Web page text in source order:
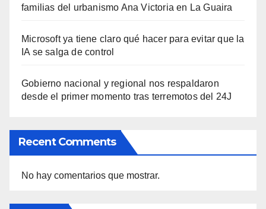
familias del urbanismo Ana Victoria en La Guaira
Microsoft ya tiene claro qué hacer para evitar que la
IA se salga de control
Gobierno nacional y regional nos respaldaron
desde el primer momento tras terremotos del 24J
Recent Comments
No hay comentarios que mostrar.